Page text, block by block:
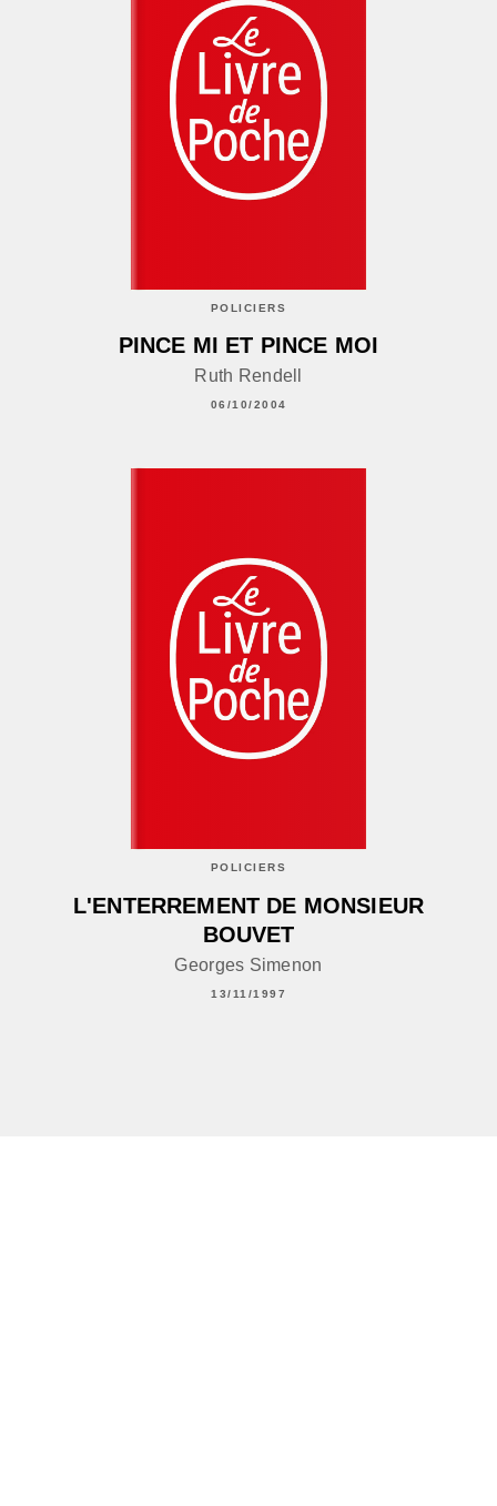
POLICIERS
PINCE MI ET PINCE MOI
Ruth Rendell
06/10/2004
POLICIERS
L'ENTERREMENT DE MONSIEUR
BOUVET
Georges Simenon
13/11/1997